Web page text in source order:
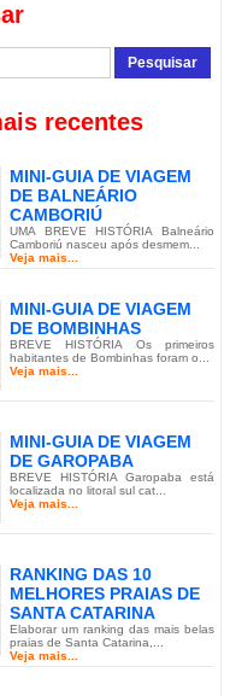
recentes
MINI-GUIA DE VIAGEM
DE BALNEÁRIO
CAMBORIÚ
UMA BREVE HISTÓRIA Balneário
Camboriú nasceu após desmem...
Veja mais...
MINI-GUIA DE VIAGEM
DE BOMBINHAS
BREVE HISTÓRIA Os primeiros
habitantes de Bombinhas foram o...
Veja mais...
MINI-GUIA DE VIAGEM
DE GAROPABA
BREVE HISTÓRIA Garopaba está
localizada no litoral sul cat...
Veja mais...
RANKING DAS 10
MELHORES PRAIAS DE
SANTA CATARINA
Elaborar um ranking das mais belas
praias de Santa Catarina,...
Veja mais...